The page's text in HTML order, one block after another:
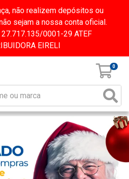
não realizem depósitos ou
sejam a nossa conta oficial.
0001-29 ATEF
EIRELI
0